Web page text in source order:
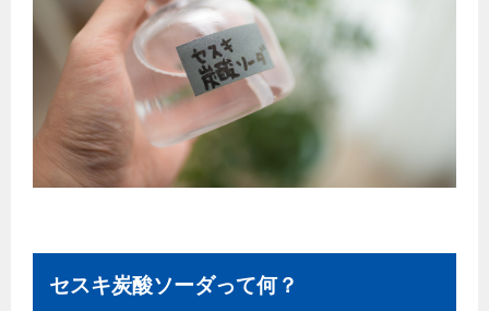
ガス器具が故障したとき
地震のとき
ガス給湯器・風呂釜の凍結予防方法
故障診断
ガス工事について
道路・敷地内で工事をされる皆さまへ
40代～50代
60代
導入事例
バスルーム
エコジョーズ
リフォームのお知らせ
ショールーム
リフォームについてのお問い合わせ
ご契約・お手続き
お申込み
停電時の対応
よくあるご質問
セスキ炭酸ソーダって何？